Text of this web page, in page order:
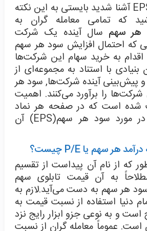
حال که با مفهوم EPS آشنا شدید بایستی به این نکته
که تمامی معامله گران به
هر سهم سال آینده یک شرکت
که احتمال افزایش سود هر سهم
به خرید سهام این شرکت‌ها
بنیادی با استناد به مجموعه‌ای از
پیش‌بینی آینده شرکت‌ها, سود هر
را برآورد می‌کنند. اهمیت
شده است که در صفحه هر نماد
بورسی اطلاعاتی در مورد سود هر سهم(EPS) آن
هر سهم یاP/E چیست؟
که از نام آن پیداست از تقسیم
به آن قیمت تابلوی سهم
هر سهم به دست می‌آید.لازم به
دنیا استفاده از نسبت قیمت به
است و به نوعی جزو ابزار رایج نزد
است. عموماً معامله گران از نسبت